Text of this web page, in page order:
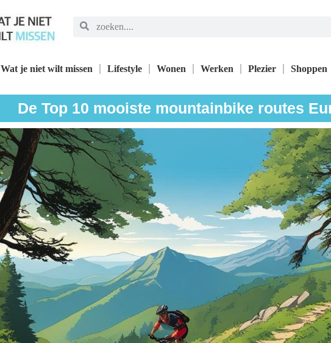
Wat je niet wilt missen Lifestyle Wonen Werken Plezier Shoppen
De Top 10 mooiste mountainbike routes